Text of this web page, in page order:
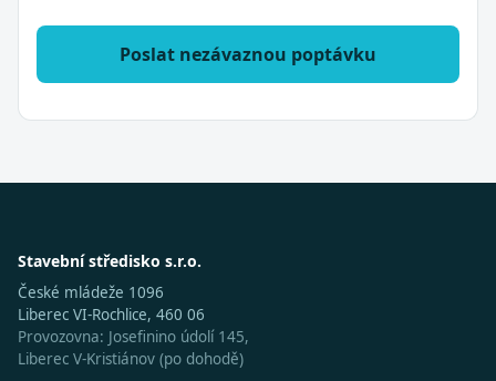
Poslat nezávaznou poptávku
Stavební středisko s.r.o.
České mládeže 1096
Liberec VI-Rochlice, 460 06
Provozovna: Josefinino údolí 145,
Liberec V-Kristiánov (po dohodě)